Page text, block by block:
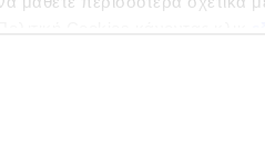
ΑΕΚ
ΟΜΟΝΟΙΑ